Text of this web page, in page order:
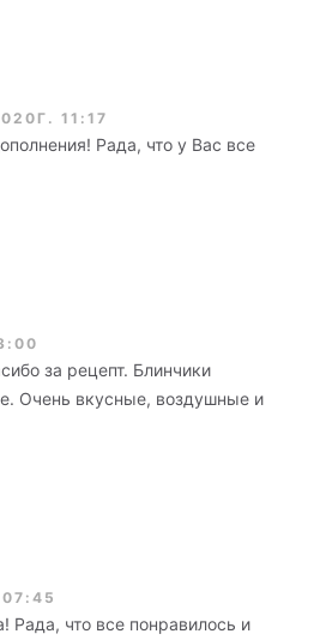
11:17
Рада, что у Вас все
за рецепт. Блинчики
Очень вкусные, воздушные и
Рада, что все понравилось и